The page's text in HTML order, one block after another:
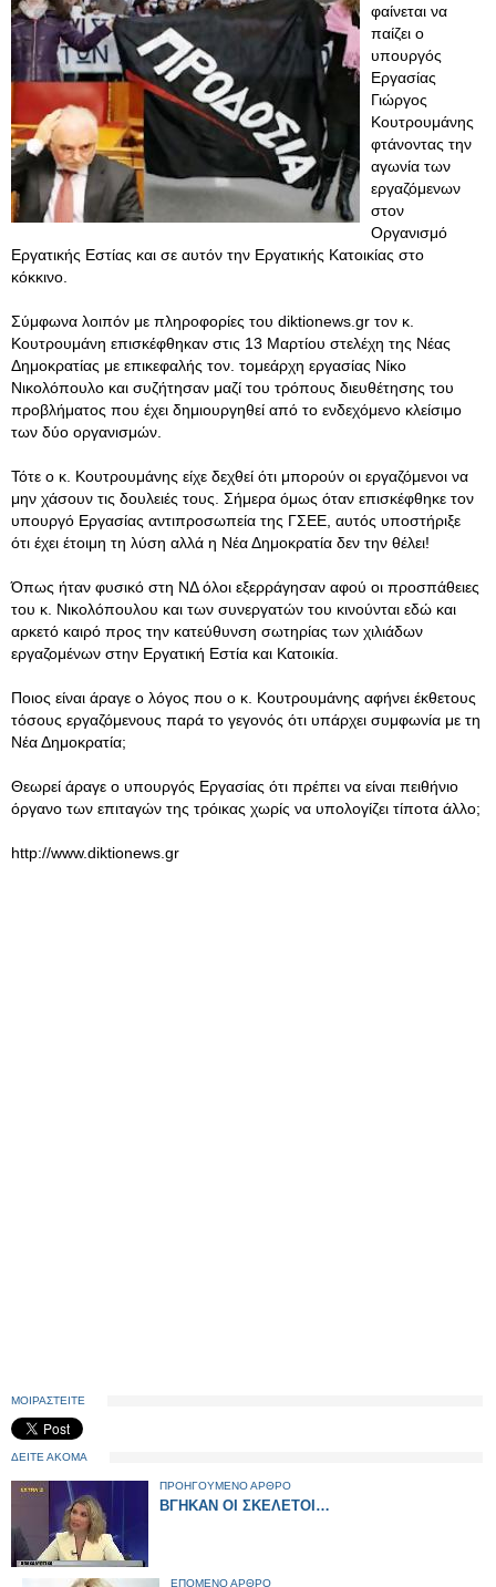
φαίνεται να
παίζει ο
υπουργός
Εργασίας
Γιώργος
Κουτρουμάνης
φτάνοντας την
αγωνία των
εργαζόμενων
στον
Οργανισμό
Εργατικής Εστίας και σε αυτόν την Εργατικής Κατοικίας στο
κόκκινο.
Σύμφωνα λοιπόν με πληροφορίες του diktionews.gr τον κ.
Κουτρουμάνη επισκέφθηκαν στις 13 Μαρτίου στελέχη της Νέας
Δημοκρατίας με επικεφαλής τον. τομεάρχη εργασίας Νίκο
Νικολόπουλο και συζήτησαν μαζί του τρόπους διευθέτησης του
προβλήματος που έχει δημιουργηθεί από το ενδεχόμενο κλείσιμο
των δύο οργανισμών.
Τότε ο κ. Κουτρουμάνης είχε δεχθεί ότι μπορούν οι εργαζόμενοι να
μην χάσουν τις δουλειές τους. Σήμερα όμως όταν επισκέφθηκε τον
υπουργό Εργασίας αντιπροσωπεία της ΓΣΕΕ, αυτός υποστήριξε
ότι έχει έτοιμη τη λύση αλλά η Νέα Δημοκρατία δεν την θέλει!
Όπως ήταν φυσικό στη ΝΔ όλοι εξερράγησαν αφού οι προσπάθειες
του κ. Νικολόπουλου και των συνεργατών του κινούνται εδώ και
αρκετό καιρό προς την κατεύθυνση σωτηρίας των χιλιάδων
εργαζομένων στην Εργατική Εστία και Κατοικία.
Ποιος είναι άραγε ο λόγος που ο κ. Κουτρουμάνης αφήνει έκθετους
τόσους εργαζόμενους παρά το γεγονός ότι υπάρχει συμφωνία με τη
Νέα Δημοκρατία;
Θεωρεί άραγε ο υπουργός Εργασίας ότι πρέπει να είναι πειθήνιο
όργανο των επιταγών της τρόικας χωρίς να υπολογίζει τίποτα άλλο;
http://www.diktionews.gr
ΜΟΙΡΑΣΤΕΙΤΕ
ΔΕΙΤΕ ΑΚΟΜΑ
ΠΡΟΗΓΟΥΜΕΝΟ ΑΡΘΡΟ
ΒΓΗΚΑΝ ΟΙ ΣΚΕΛΕΤΟΙ…
ΕΠΟΜΕΝΟ ΑΡΘΡΟ